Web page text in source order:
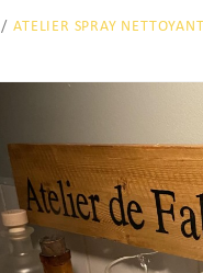
ATELIER SPRAY